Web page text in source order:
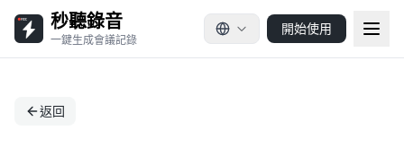
秒聽錄音
一鍵生成會議記錄
開始使用
返回